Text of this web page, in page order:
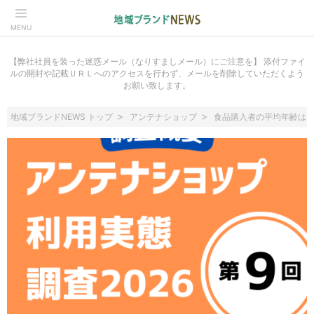
MENU
【弊社社員を装った迷惑メール（なりすましメール）にご注意を】 添付ファイ
ルの開封や記載ＵＲＬへのアクセスを行わず、メールを削除していただくよう
お願い致します。
地域ブランドNEWS トップ アンテナショップ 食品購入者の平均年齢は